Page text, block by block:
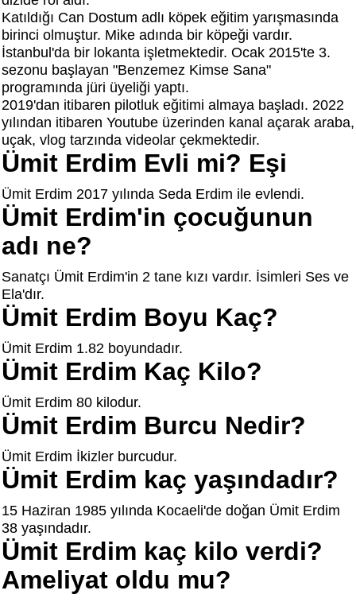
Katıldığı Can Dostum adlı köpek eğitim yarışmasında
birinci olmuştur. Mike adında bir köpeği vardır.
İstanbul'da bir lokanta işletmektedir. Ocak 2015'te 3.
sezonu başlayan "Benzemez Kimse Sana"
programında jüri üyeliği yaptı.
2019'dan itibaren pilotluk eğitimi almaya başladı. 2022
yılından itibaren Youtube üzerinden kanal açarak araba,
uçak, vlog tarzında videolar çekmektedir.
Ümit Erdim Evli mi? Eşi
Ümit Erdim 2017 yılında Seda Erdim ile evlendi.
Ümit Erdim'in çocuğunun
adı ne?
Sanatçı Ümit Erdim'in 2 tane kızı vardır. İsimleri Ses ve
Ela'dır.
Ümit Erdim Boyu Kaç?
Ümit Erdim 1.82 boyundadır.
Ümit Erdim Kaç Kilo?
Ümit Erdim 80 kilodur.
Ümit Erdim Burcu Nedir?
Ümit Erdim İkizler burcudur.
Ümit Erdim kaç yaşındadır?
15 Haziran 1985 yılında Kocaeli'de doğan Ümit Erdim
38 yaşındadır.
Ümit Erdim kaç kilo verdi?
Ameliyat oldu mu?